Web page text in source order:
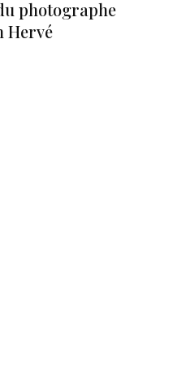
photographe
Hervé